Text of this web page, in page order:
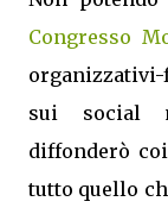
Congresso
sui social
diffonderò
tutto quello